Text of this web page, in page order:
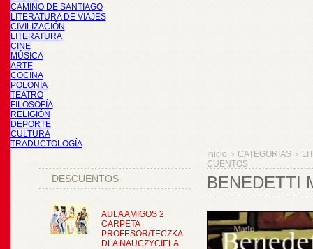
CAMINO DE SANTIAGO
LITERATURA DE VIAJES
CIVILIZACIÓN
LITERATURA
CINE
MÚSICA
ARTE
COCINA
POLONIA
TEATRO
FILOSOFÍA
RELIGIÓN
DEPORTE
CULTURA
TRADUCTOLOGÍA
DESCUENTOS
AULA AMIGOS 2
CARPETA
PROFESOR/TECZKA
DLA NAUCZYCIELA
Inicio > CATEGORÍAS >
CUENTOS
BENEDETTI